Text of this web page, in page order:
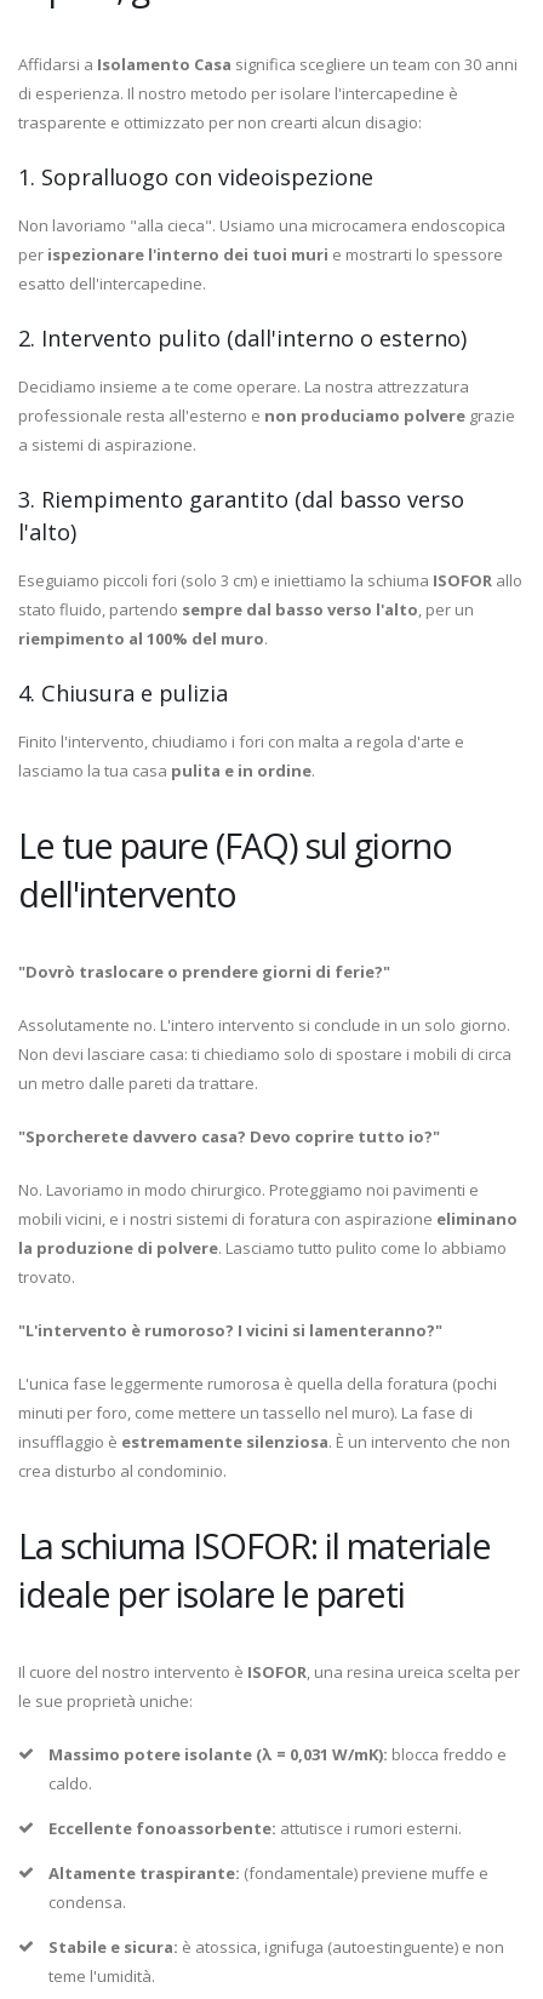
Affidarsi a Isolamento Casa significa scegliere un team con 30 anni
di esperienza. Il nostro metodo per isolare l'intercapedine è
trasparente e ottimizzato per non crearti alcun disagio:
1. Sopralluogo con videoispezione
Non lavoriamo "alla cieca". Usiamo una microcamera endoscopica
per ispezionare l'interno dei tuoi muri e mostrarti lo spessore
esatto dell'intercapedine.
2. Intervento pulito (dall'interno o esterno)
Decidiamo insieme a te come operare. La nostra attrezzatura
professionale resta all'esterno e non produciamo polvere grazie
a sistemi di aspirazione.
3. Riempimento garantito (dal basso verso
l'alto)
Eseguiamo piccoli fori (solo 3 cm) e iniettiamo la schiuma ISOFOR allo
stato fluido, partendo sempre dal basso verso l'alto, per un
riempimento al 100% del muro.
4. Chiusura e pulizia
Finito l'intervento, chiudiamo i fori con malta a regola d'arte e
lasciamo la tua casa pulita e in ordine.
Le tue paure (FAQ) sul giorno
dell'intervento
"Dovrò traslocare o prendere giorni di ferie?"
Assolutamente no. L'intero intervento si conclude in un solo giorno.
Non devi lasciare casa: ti chiediamo solo di spostare i mobili di circa
un metro dalle pareti da trattare.
"Sporcherete davvero casa? Devo coprire tutto io?"
No. Lavoriamo in modo chirurgico. Proteggiamo noi pavimenti e
mobili vicini, e i nostri sistemi di foratura con aspirazione eliminano
la produzione di polvere. Lasciamo tutto pulito come lo abbiamo
trovato.
"L'intervento è rumoroso? I vicini si lamenteranno?"
L'unica fase leggermente rumorosa è quella della foratura (pochi
minuti per foro, come mettere un tassello nel muro). La fase di
insufflaggio è estremamente silenziosa. È un intervento che non
crea disturbo al condominio.
La schiuma ISOFOR: il materiale
ideale per isolare le pareti
Il cuore del nostro intervento è ISOFOR, una resina ureica scelta per
le sue proprietà uniche:
Massimo potere isolante (λ = 0,031 W/mK): blocca freddo e
caldo.
Eccellente fonoassorbente: attutisce i rumori esterni.
Altamente traspirante: (fondamentale) previene muffe e
condensa.
Stabile e sicura: è atossica, ignifuga (autoestinguente) e non
teme l'umidità.